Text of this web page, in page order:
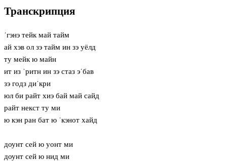
Транскрипция
ˈгэнэ тейк май тайм
ай хэв ол зэ тайм ин зэ уёлд
ту мейк ю майн
ит из ˈритн ин зэ стаз эˈбав
зэ годз диˈкри
юл би райт хиэ бай май сайд
райт некст ту ми
ю кэн ран бат ю ˈкэнот хайд
доунт сей ю уонт ми
доунт сей ю нид ми